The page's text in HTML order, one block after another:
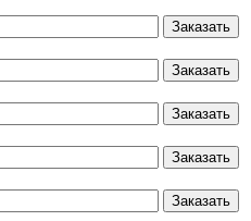
Заказать
Заказать
Заказать
Заказать
Заказать